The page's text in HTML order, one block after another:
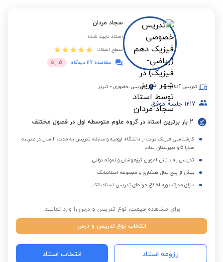
سجاد مردان
استاد تایید شده
سطح استاد:
مشاهده 117 دیدگاه
5 از 5
تدریس آنلاین تدریس حضوری - تبریز
1217 جلسه موفق
2 بار برترین استاد در گروه علوم متوسطه اول در فصول مختلف
کارشناسی فیزیک ذرات از دانشگاه ارومیه و سابقه تدریس به مدت 11 سال در مدرسه
صدرا 5 و دبیرستان سلام
تدریس به دانش آموزان تیزهوشان و نمونه دولتی
بیش از پنج سال همکاری با مجموعه استادبانک
دارای مدرک دوره اخلاق حرفه‌ای تدریس استادبانک
برای مشاهده قیمت، نوع تدریس و درس را وارد نمایید:
انتخاب نوع تدریس و درس
رزومه استاد انتخاب استاد